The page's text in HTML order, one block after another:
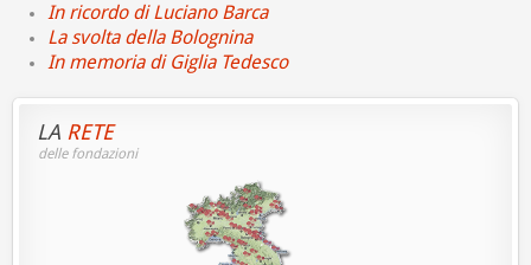
In ricordo di Luciano Barca
La svolta della Bolognina
In memoria di Giglia Tedesco
LA RETE
delle fondazioni